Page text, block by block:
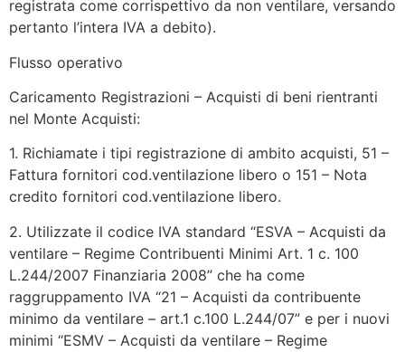
registrata come corrispettivo da non ventilare, versando
pertanto l’intera IVA a debito).
Flusso operativo
Caricamento Registrazioni – Acquisti di beni rientranti
nel Monte Acquisti:
1. Richiamate i tipi registrazione di ambito acquisti, 51 –
Fattura fornitori cod.ventilazione libero o 151 – Nota
credito fornitori cod.ventilazione libero.
2. Utilizzate il codice IVA standard “ESVA – Acquisti da
ventilare – Regime Contribuenti Minimi Art. 1 c. 100
L.244/2007 Finanziaria 2008” che ha come
raggruppamento IVA “21 – Acquisti da contribuente
minimo da ventilare – art.1 c.100 L.244/07” e per i nuovi
minimi “ESMV – Acquisti da ventilare – Regime